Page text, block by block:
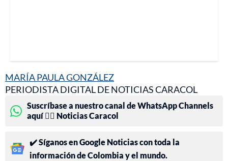
MARÍA PAULA GONZÁLEZ
PERIODISTA DIGITAL DE NOTICIAS CARACOL
Suscríbase a nuestro canal de WhatsApp Channels
aquí 👉🏻 Noticias Caracol
✔️ Síganos en Google Noticias con toda la
información de Colombia y el mundo.